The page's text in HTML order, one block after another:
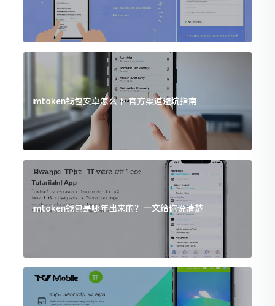
imtoken钱包安卓怎么下 官方渠道避坑指南
imtoken钱包是哪年出来的？一文给你说清楚